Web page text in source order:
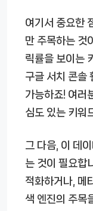
여기서 중요한
만 주목하는 것
릭률을 보이는
구글 서치 콘솔
가능하죠! 여러
심도 있는 키워
그 다음, 이 데
는 것이 필요합
적화하거나, 메
색 엔진의 주목